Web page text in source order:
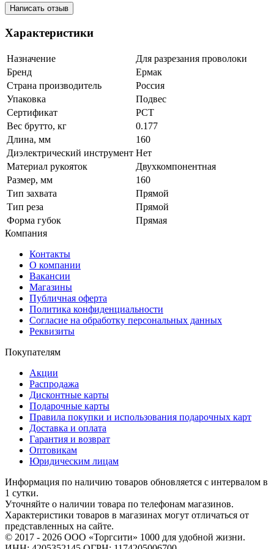
Написать отзыв
Характеристики
Назначение
Для разрезания проволоки
Бренд
Ермак
Страна производитель
Россия
Упаковка
Подвес
Сертификат
РСТ
Вес брутто, кг
0.177
Длина, мм
160
Диэлектрический инструмент Нет
Материал рукояток
Двухкомпонентная
Размер, мм
160
Тип захвата
Прямой
Тип реза
Прямой
Форма губок
Прямая
Компания
Контакты
О компании
Вакансии
Магазины
Публичная оферта
Политика конфиденциальности
Согласие на обработку персональных данных
Реквизиты
Покупателям
Акции
Распродажа
Дисконтные карты
Подарочные карты
Правила покупки и использования подарочных карт
Доставка и оплата
Гарантия и возврат
Оптовикам
Юридическим лицам
Информация по наличию товаров обновляется с интервалом в
1 сутки.
Уточняйте о наличии товара по телефонам магазинов.
Характеристики товаров в магазинах могут отличаться от
представленных на сайте.
© 2017 - 2026 ООО «Торгсити» 1000 для удобной жизни.